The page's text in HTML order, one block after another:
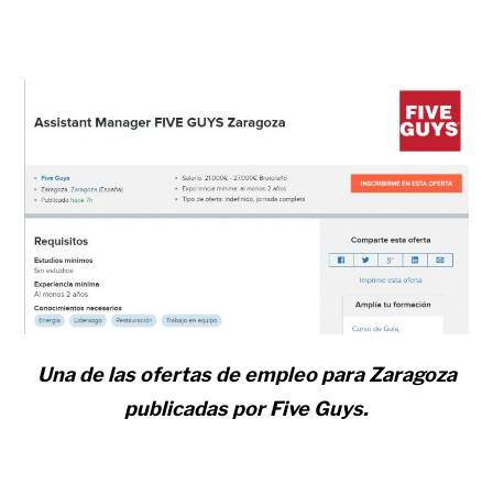
Una de las ofertas de empleo para Zaragoza
publicadas por Five Guys.